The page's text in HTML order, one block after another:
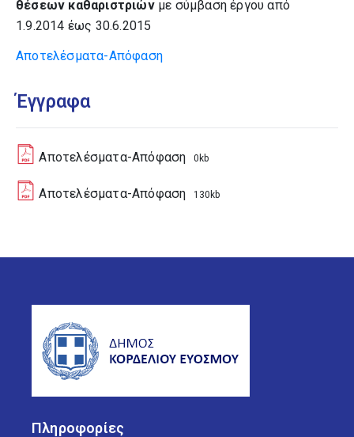
θέσεων καθαριστριώνμε σύμβαση έργου από
1.9.2014 έως 30.6.2015
Αποτελέσματα-Απόφαση
Έγγραφα
Αποτελέσματα-Απόφαση 0kb
Αποτελέσματα-Απόφαση 130kb
Πληροφορίες